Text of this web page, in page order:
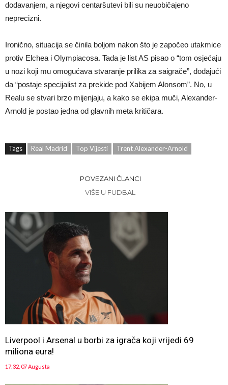
dodavanjem, a njegovi centaršutevi bili su neuobičajeno
neprecizni.
Ironično, situacija se činila boljom nakon što je započeo utakmice
protiv Elchea i Olympiacosa. Tada je list AS pisao o “tom osjećaju
u nozi koji mu omogućava stvaranje prilika za saigrače”, dodajući
da “postaje specijalist za prekide pod Xabijem Alonsom”. No, u
Realu se stvari brzo mijenjaju, a kako se ekipa muči, Alexander-
Arnold je postao jedna od glavnih meta kritičara.
Tags Real Madrid Top Vijesti Trent Alexander-Arnold
POVEZANI ČLANCI
VIŠE U FUDBAL
Liverpool i Arsenal u borbi za igrača koji vrijedi 69
miliona eura!
17:32, 07 Augusta